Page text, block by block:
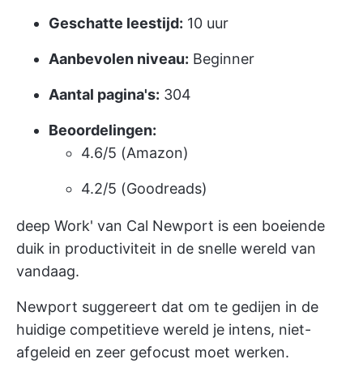
Geschatte leestijd: 10 uur
Aanbevolen niveau: Beginner
Aantal pagina's: 304
Beoordelingen:
4.6/5 (Amazon)
4.2/5 (Goodreads)
deep Work' van Cal Newport is een boeiende
duik in productiviteit in de snelle wereld van
vandaag.
Newport suggereert dat om te gedijen in de
huidige competitieve wereld je intens, niet-
afgeleid en zeer gefocust moet werken.